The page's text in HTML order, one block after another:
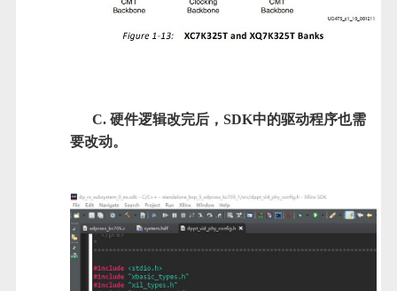
C. 硬件逻辑改完后，SDK中的驱动程序也需
要改动。